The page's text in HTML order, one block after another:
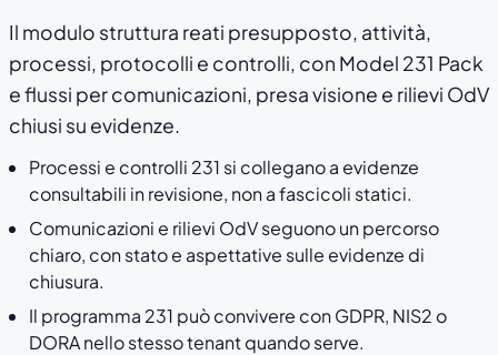
Il modulo struttura reati presupposto, attività,
processi, protocolli e controlli, con Model 231 Pack
e flussi per comunicazioni, presa visione e rilievi OdV
chiusi su evidenze.
Processi e controlli 231 si collegano a evidenze
consultabili in revisione, non a fascicoli statici.
Comunicazioni e rilievi OdV seguono un percorso
chiaro, con stato e aspettative sulle evidenze di
chiusura.
Il programma 231 può convivere con GDPR, NIS2 o
DORA nello stesso tenant quando serve.